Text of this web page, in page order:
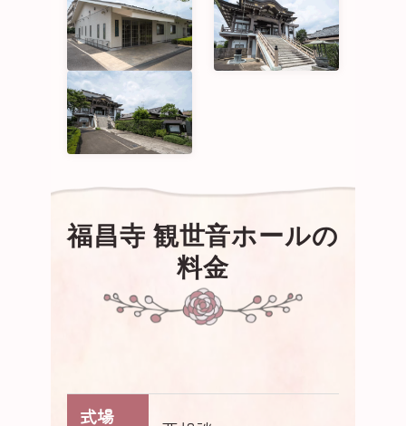
福昌寺 観世音ホールの
料金
式場